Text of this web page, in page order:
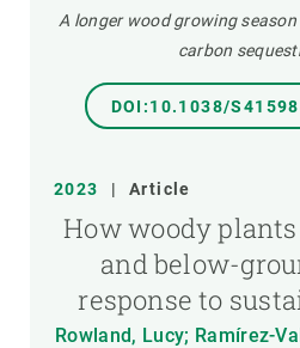
A longer wood growing
carbon
DOI:10.1038/
2023 | Article
How woody
and below-
response to
Rowland, Lucy; Ramírez-